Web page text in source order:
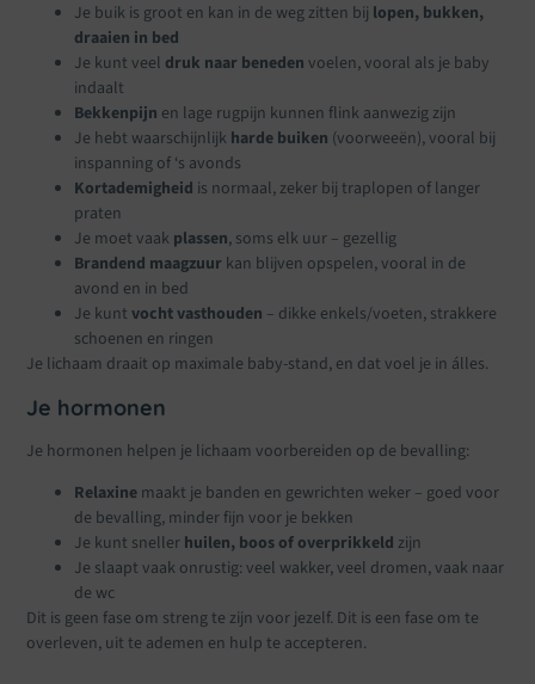
Je buik is groot en kan in de weg zitten bij lopen, bukken,
draaien in bed
Je kunt veel druk naar beneden voelen, vooral als je baby
indaalt
Bekkenpijn en lage rugpijn kunnen flink aanwezig zijn
Je hebt waarschijnlijk harde buiken (voorweeën), vooral bij
inspanning of ‘s avonds
Kortademigheid is normaal, zeker bij traplopen of langer
praten
Je moet vaak plassen, soms elk uur – gezellig
Brandend maagzuur kan blijven opspelen, vooral in de
avond en in bed
Je kuntvocht vasthouden – dikke enkels/voeten, strakkere
schoenen en ringen
Je lichaam draait op maximale baby-stand, en dat voel je in álles.
Je hormonen
Je hormonen helpen je lichaam voorbereiden op de bevalling:
Relaxine maakt je banden en gewrichten weker – goed voor
de bevalling, minder fijn voor je bekken
Je kunt sneller huilen, boos of overprikkeld zijn
Je slaapt vaak onrustig: veel wakker, veel dromen, vaak naar
de wc
Dit is geen fase om streng te zijn voor jezelf. Dit is een fase om te
overleven, uit te ademen en hulp te accepteren.